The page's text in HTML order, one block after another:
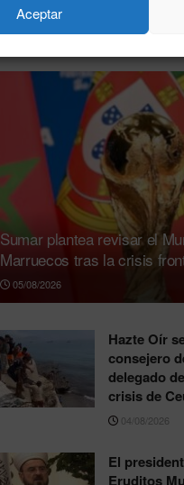
Aceptar
Sumar plantea revisar el
Marruecos tras la crisis
05/08/2026
Hazte Oír
consejero
delegado
crisis de
04/08/2026
El
Eruditos